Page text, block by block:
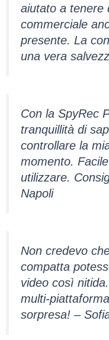
aiutato a tenere
commerciale
presente. La
una vera
Con la SpyRec
tranquillità di
controllare la
momento.
utilizzare.
Napoli
Non credevo
compatta
video così
multi-
sorpresa! –